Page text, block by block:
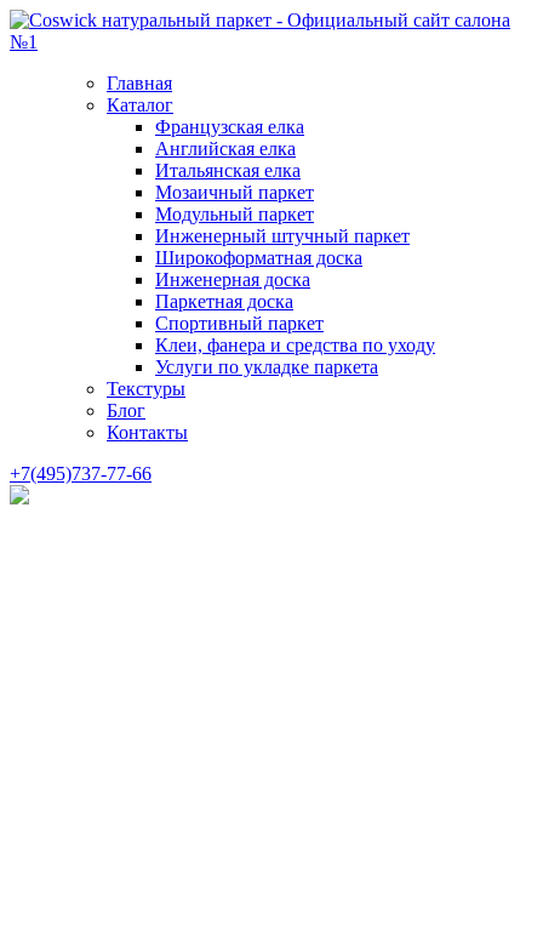
Главная
Каталог
Французская елка
Английская елка
Итальянская елка
Мозаичный паркет
Модульный паркет
Инженерный штучный паркет
Широкоформатная доска
Инженерная доска
Паркетная доска
Спортивный паркет
Клеи, фанера и средства по уходу
Услуги по укладке паркета
Текстуры
Блог
Контакты
+7(495)737-77-66